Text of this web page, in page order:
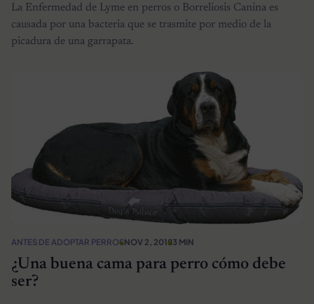
La Enfermedad de Lyme en perros o Borreliosis Canina es
causada por una bacteria que se trasmite por medio de la
picadura de una garrapata.
ANTES DE ADOPTAR PERROSNOV 2, 20183 MIN
¿Una buena cama para perro cómo debe
ser?